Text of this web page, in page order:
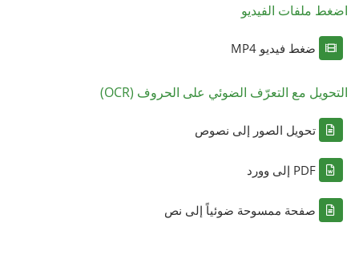
اضغط ملفات الفيديو
ضغط فيديو MP4
التحويل مع التعرّف الضوئي على الحروف (OCR)
تحويل الصور إلى نصوص
PDF إلى وورد
صفحة ممسوحة ضوئياً إلى نص